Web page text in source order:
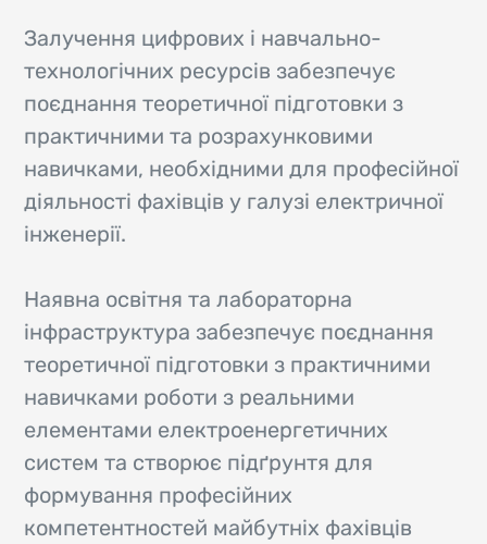
Залучення цифрових і навчально-
технологічних ресурсів забезпечує
поєднання теоретичної підготовки з
практичними та розрахунковими
навичками, необхідними для професійної
діяльності фахівців у галузі електричної
інженерії.
Наявна освітня та лабораторна
інфраструктура забезпечує поєднання
теоретичної підготовки з практичними
навичками роботи з реальними
елементами електроенергетичних
систем та створює підґрунтя для
формування професійних
компетентностей майбутніх фахівців